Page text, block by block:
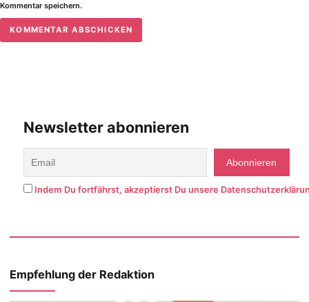
Kommentar speichern.
Newsletter abonnieren
Indem Du fortfährst, akzeptierst Du unsere
Empfehlung der Redaktion